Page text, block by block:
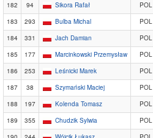
182
94 Sikora Rafał POL
183
293 Bulba Michal POL
184
331 Jach Damian POL
185
177 Marcinkowski Przemysław POL
186
253 Leśnicki Marek POL
187
38 Szymański Maciej POL
188
197 Kolenda Tomasz POL
189
355 Chudzik Sylwia POL